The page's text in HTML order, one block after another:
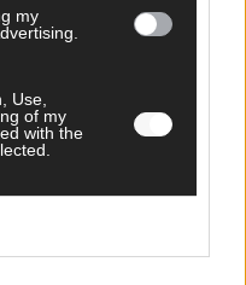
my
Use,
of my
with the
in 70 Jahren sein
neu erfunden hat